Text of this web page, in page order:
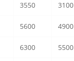
3550 3100
5600 4900
6300 5500